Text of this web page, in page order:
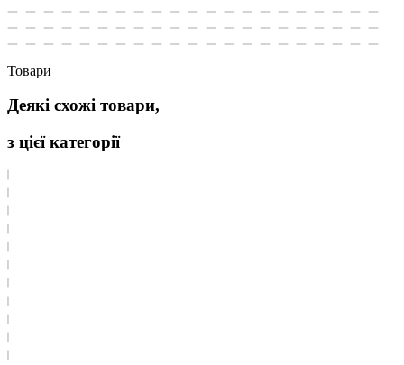
Товари
Деякі схожі товари,
з цієї категорії